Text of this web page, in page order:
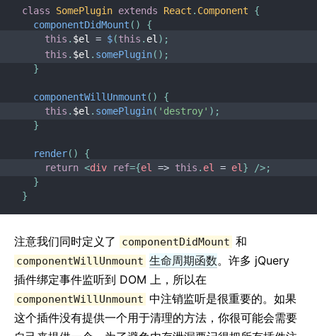
class SomePlugin extends React . Component
{
componentDidMount ( )
{
this . $el = $(this . el ) ;
this . $el . somePlugin( ) ;
}
componentWillUnmount ( )
{
this . $el . somePlugin( 'destroy' ) ;
}
render( )
{
return <div ref={el => this . el = el } />;
}
}
注意我们同时定义了 componentDidMount 和
componentWillUnmount 生命周期函数。许多 jQuery
插件绑定事件监听到 DOM 上，所以在
componentWillUnmount 中注销监听是很重要的。如果
这个插件没有提供一个用于清理的方法，你很可能会需要
React
React.Component
ReactDOM
ReactDOMClient
ReactDOMServer
DOM 元素
合成事件
Test Utilities
Test Renderer
JavaScript 环境要求
术语表
HOOK
1. Hook 简介
2. Hook 概览
3. 使用 State Hook